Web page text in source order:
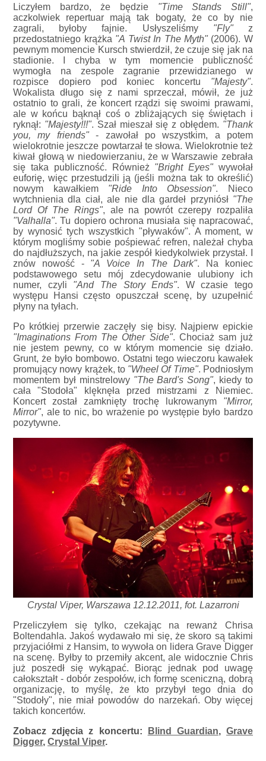
Liczyłem bardzo, że będzie "Time Stands Still",
aczkolwiek repertuar mają tak bogaty, że co by nie
zagrali, byłoby fajnie. Usłyszeliśmy "Fly"z
przedostatniego krążka "A Twist In The Myth" (2006). W
pewnym momencie Kursch stwierdził, że czuje się jak na
stadionie. I chyba w tym momencie publiczność
wymogła na zespole zagranie przewidzianego w
rozpisce dopiero pod koniec koncertu "Majesty".
Wokalista długo się z nami sprzeczał, mówił, że już
ostatnio to grali, że koncert rządzi się swoimi prawami,
ale w końcu bąknął coś o zbliżających się świętach i
ryknął: "Majesty!!!". Szał mieszał się z obłędem. "Thank
you, my friends"- zawołał po wszystkim, a potem
wielokrotnie jeszcze powtarzał te słowa. Wielokrotnie też
kiwał głową w niedowierzaniu, że w Warszawie zebrała
się taka publiczność. Również "Bright Eyes" wywołał
euforię, więc przestudzili ją (jeśli można tak to określić)
nowym kawałkiem "Ride Into Obsession". Nieco
wytchnienia dla ciał, ale nie dla gardeł przyniósł "The
Lord Of The Rings", ale na powrót czerepy rozpaliła
"Valhalla". Tu dopiero ochrona musiała się napracować,
by wynosić tych wszystkich "pływaków". A moment, w
którym mogliśmy sobie pośpiewać refren, należał chyba
do najdłuższych, na jakie zespół kiedykolwiek przystał. I
znów nowość - "A Voice In The Dark". Na koniec
podstawowego setu mój zdecydowanie ulubiony ich
numer, czyli "And The Story Ends". W czasie tego
występu Hansi często opuszczał scenę, by uzupełnić
płyny na tyłach.
Po krótkiej przerwie zaczęły się bisy. Najpierw epickie
"Imaginations From The Other Side". Chociaż sam już
nie jestem pewny, co w którym momencie się działo.
Grunt, że było bombowo. Ostatni tego wieczoru kawałek
promujący nowy krążek, to "Wheel Of Time". Podniosłym
momentem był minstrelowy "The Bard's Song", kiedy to
cała "Stodoła" klęknęła przed mistrzami z Niemiec.
Koncert został zamknięty trochę lukrowanym "Mirror,
Mirror", ale to nic, bo wrażenie po występie było bardzo
pozytywne.
Crystal Viper, Warszawa 12.12.2011, fot. Lazarroni
Przeliczyłem się tylko, czekając na rewanż Chrisa
Boltendahla. Jakoś wydawało mi się, że skoro są takimi
przyjaciółmi z Hansim, to wywoła on lidera Grave Digger
na scenę. Byłby to przemiły akcent, ale widocznie Chris
już poszedł się wykąpać. Biorąc jednak pod uwagę
całokształt - dobór zespołów, ich formę sceniczną, dobrą
organizację, to myślę, że kto przybył tego dnia do
"Stodoły", nie miał powodów do narzekań. Oby więcej
takich koncertów.
Zobacz zdjęcia z koncertu:
Blind Guardian,Grave
Digger,Crystal Viper.